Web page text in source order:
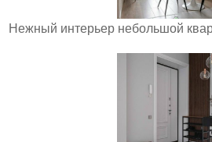
Нежный интерьер небольшой